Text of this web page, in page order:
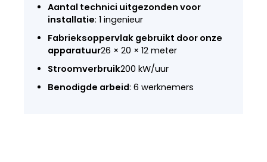
Aantal technici uitgezonden voor
installatie: 1 ingenieur
Fabrieksoppervlak gebruikt door onze
apparatuur26 × 20 × 12 meter
Stroomverbruik200 kW/uur
Benodigde arbeid: 6 werknemers